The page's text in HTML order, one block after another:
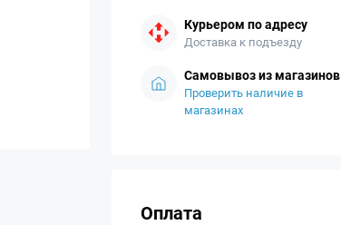
Курьером по адресу
Доставка к подъезду
Самовывоз из магазинов
Проверить наличие в
магазинах
Оплата